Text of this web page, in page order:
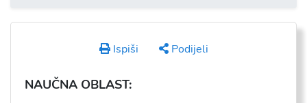
Ispiši Podijeli
NAUČNA OBLAST: